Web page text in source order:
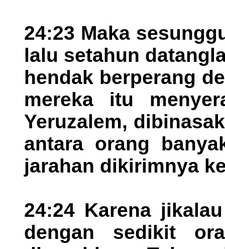
24:23 Maka
lalu setahun
hendak berperang
mereka itu
Yeruzalem,
antara orang
jarahan dikirimnya
24:24 Karena
dengan sedikit